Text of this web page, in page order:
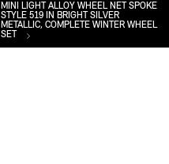
MINI LIGHT ALLOY WHEEL NET SPOKE
STYLE 519 IN BRIGHT SILVER
METALLIC, COMPLETE WINTER WHEEL
SET